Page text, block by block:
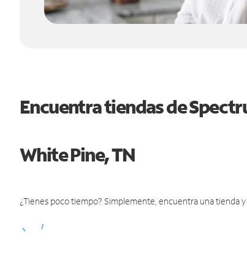
Encuentra tiendas de
White Pine, TN
¿Tienes poco tiempo? Simplemente, encuentra una tienda